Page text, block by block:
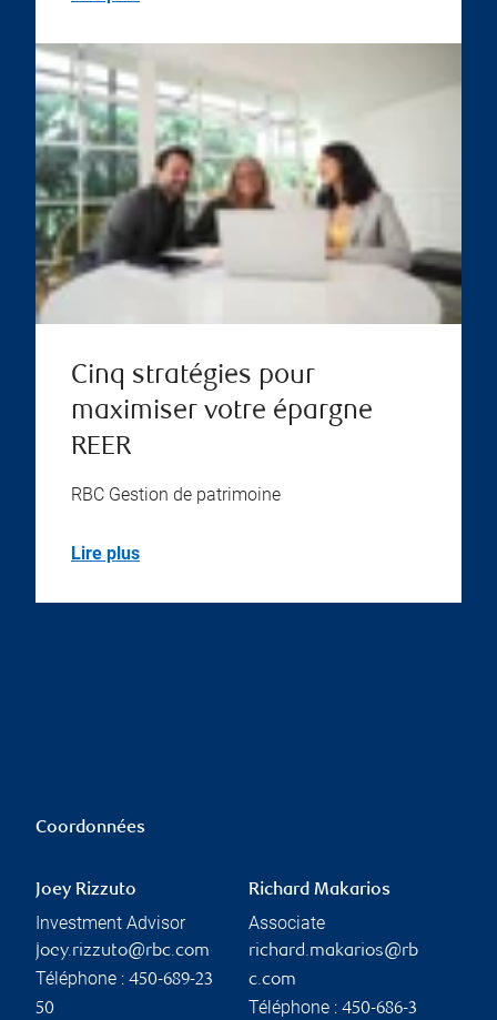
Cinq stratégies pour
maximiser votre épargne
REER
RBC Gestion de patrimoine
Lire plus
Coordonnées
Joey Rizzuto
Investment Advisor
joey.rizzuto@rbc.com
Téléphone : 450-689-23
50
Richard Makarios
Associate
richard.makarios@rb
c.com
Téléphone : 450-686-3